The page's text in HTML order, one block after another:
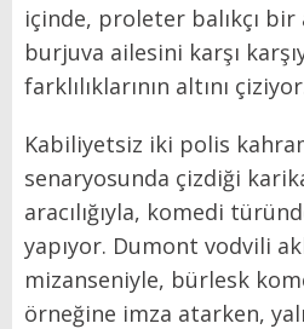
içinde, proleter balıkçı
burjuva ailesini karşı
farklılıklarının altını
Kabiliyetsiz iki polis
senaryosunda çizdiği
aracılığıyla, komedi
yapıyor. Dumont vodvili
mizanseniyle, bürlesk
örneğine imza atarken,